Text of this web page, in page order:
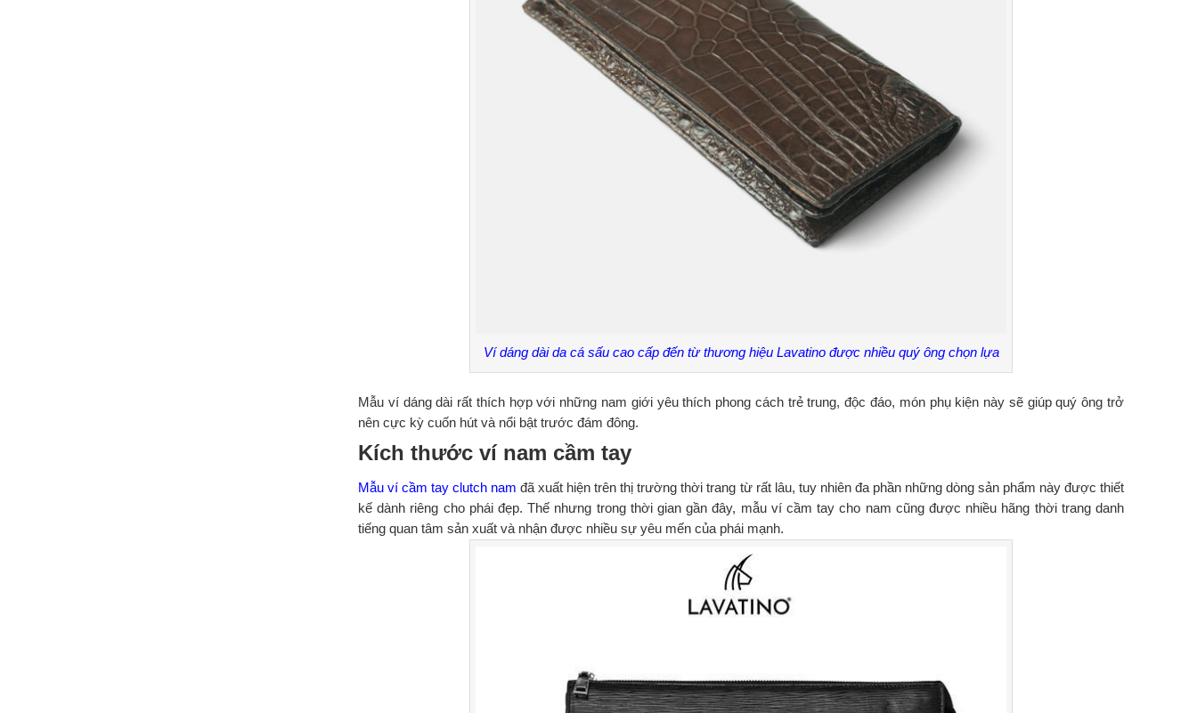
Ví dáng dài da cá sấu cao cấp đến từ thương hiệu Lavatino được nhiều quý ông chọn lựa
Mẫu ví dáng dài rất thích hợp với những nam giới yêu thích phong cách trẻ trung, độc đáo, món phụ kiện này sẽ giúp quý ông trở
nên cực kỳ cuốn hút và nổi bật trước đám đông.
Kích thước ví nam cầm tay
Mẫu ví cầm tay clutch nam đã xuất hiện trên thị trường thời trang từ rất lâu, tuy nhiên đa phần những dòng sản phẩm này được thiết
kế dành riêng cho phái đẹp. Thế nhưng trong thời gian gần đây, mẫu ví cầm tay cho nam cũng được nhiều hãng thời trang danh
tiếng quan tâm sản xuất và nhận được nhiều sự yêu mến của phái mạnh.